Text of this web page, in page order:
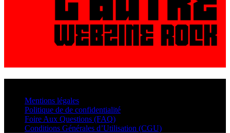
Mentions légales
Politique de de confidentialité
Foire Aux Questions (FAQ)
Conditions Générales d’Utilisation (CGU)